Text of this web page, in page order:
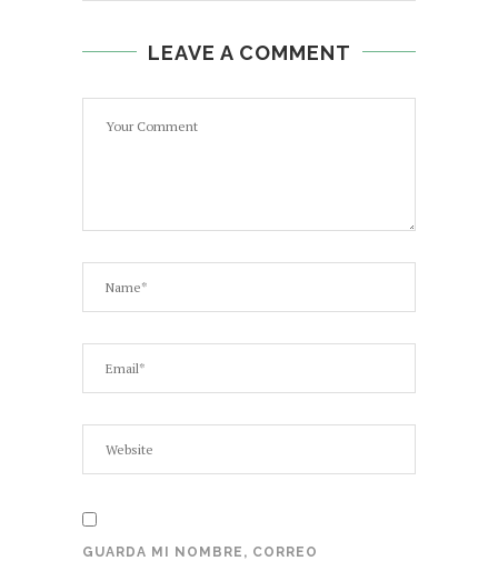
LEAVE A COMMENT
GUARDA MI NOMBRE, CORREO